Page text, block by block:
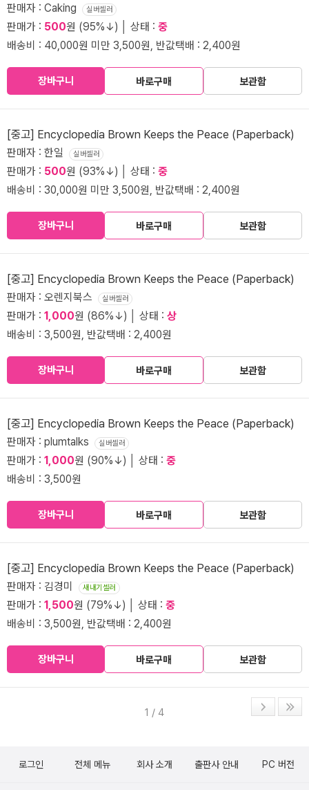
판매자 : Caking 실버셀러
판매가 : 500원 (95%↓) │ 상태 : 중
배송비 : 40,000원 미만 3,500원, 반값택배 : 2,400원
장바구니 바로구매 보관함
[중고] Encyclopedia Brown Keeps the Peace (Paperback)
판매자 : 한일 실버셀러
판매가 : 500원 (93%↓) │ 상태 : 중
배송비 : 30,000원 미만 3,500원, 반값택배 : 2,400원
장바구니 바로구매 보관함
[중고] Encyclopedia Brown Keeps the Peace (Paperback)
판매자 : 오렌지북스 실버셀러
판매가 : 1,000원 (86%↓) │ 상태 : 상
배송비 : 3,500원, 반값택배 : 2,400원
장바구니 바로구매 보관함
[중고] Encyclopedia Brown Keeps the Peace (Paperback)
판매자 : plumtalks 실버셀러
판매가 : 1,000원 (90%↓) │ 상태 : 중
배송비 : 3,500원
장바구니 바로구매 보관함
[중고] Encyclopedia Brown Keeps the Peace (Paperback)
판매자 : 김경미 새내기셀러
판매가 : 1,500원 (79%↓) │ 상태 : 중
배송비 : 3,500원, 반값택배 : 2,400원
장바구니 바로구매 보관함
1 / 4
로그인 전체 메뉴 회사 소개 출판사 안내 PC 버전